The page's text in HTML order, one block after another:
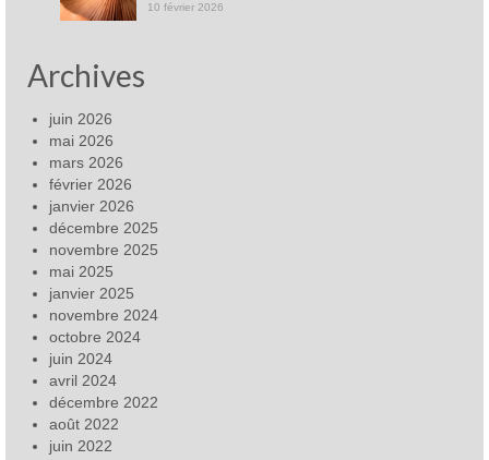
10 février 2026
Archives
juin 2026
mai 2026
mars 2026
février 2026
janvier 2026
décembre 2025
novembre 2025
mai 2025
janvier 2025
novembre 2024
octobre 2024
juin 2024
avril 2024
décembre 2022
août 2022
juin 2022